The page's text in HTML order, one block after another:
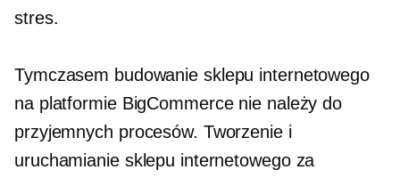
stres.
Tymczasem budowanie sklepu internetowego
na platformie BigCommerce nie należy do
przyjemnych procesów. Tworzenie i
uruchamianie sklepu internetowego za